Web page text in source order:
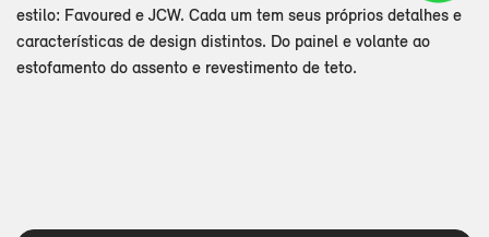
estilo: Favoured e JCW. Cada um tem seus próprios detalhes e
características de design distintos. Do painel e volante ao
estofamento do assento e revestimento de teto.